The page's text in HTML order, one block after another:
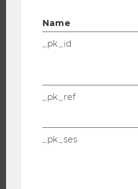
FORSCHENDE
IMPACT DER FORSCHUNG
FORSCHUNGSINFRASTRUKTUR
UNIVERSITÄT
Name
_pk_id
_pk_ref
_pk_ses